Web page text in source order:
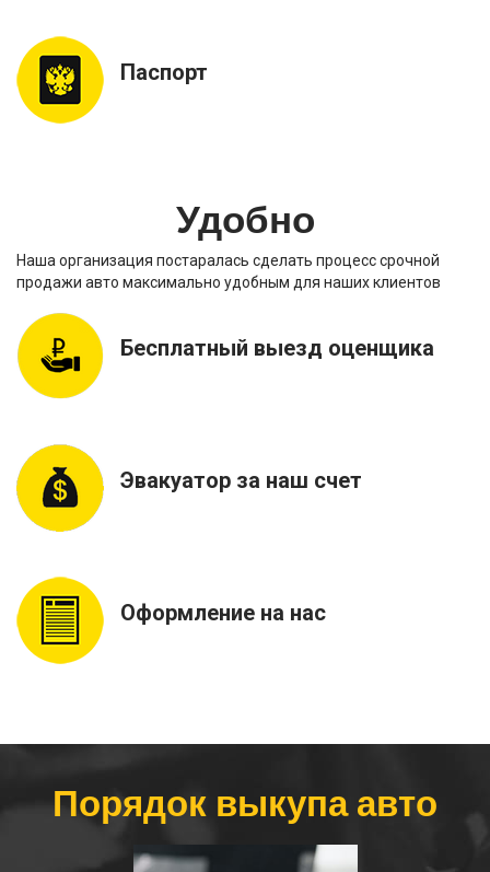
Паспорт
Удобно
Наша организация постаралась сделать процесс срочной
продажи авто максимально удобным для наших клиентов
Бесплатный выезд оценщика
Эвакуатор за наш счет
Оформление на нас
Порядок выкупа авто